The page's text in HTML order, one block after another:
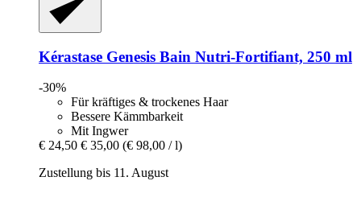
Kérastase Genesis Bain Nutri-​Fortifiant, 250 ml
-30%
Für kräftiges & trockenes Haar
Bessere Kämmbarkeit
Mit Ingwer
€ 24,50 € 35,00 (€ 98,00 / l)
Zustellung bis 11. August